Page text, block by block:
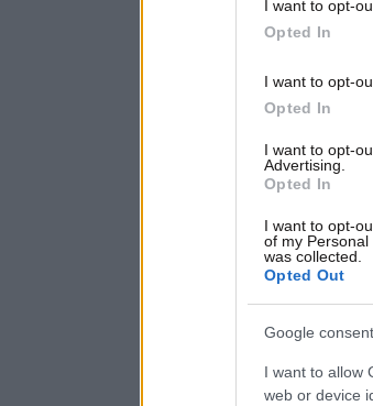
I want to opt-
Opted In
I want to opt-
Opted In
I want to opt-
Advertising.
Opted In
I want to opt-
of my
was collected.
Opted Out
Google
I want to allow
web or device